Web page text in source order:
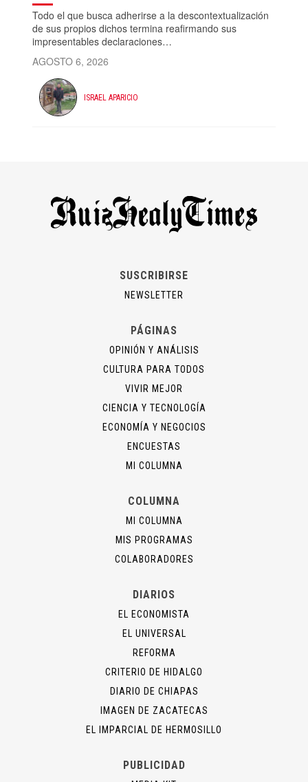
Todo el que busca adherirse a la descontextualización
de sus propios dichos termina reafirmando sus
impresentables declaraciones…
AGOSTO 6, 2026
ISRAEL APARICIO
SUSCRIBIRSE
NEWSLETTER
PÁGINAS
OPINIÓN Y ANÁLISIS
CULTURA PARA TODOS
VIVIR MEJOR
CIENCIA Y TECNOLOGÍA
ECONOMÍA Y NEGOCIOS
ENCUESTAS
MI COLUMNA
COLUMNA
MI COLUMNA
MIS PROGRAMAS
COLABORADORES
DIARIOS
EL ECONOMISTA
EL UNIVERSAL
REFORMA
CRITERIO DE HIDALGO
DIARIO DE CHIAPAS
IMAGEN DE ZACATECAS
EL IMPARCIAL DE HERMOSILLO
PUBLICIDAD